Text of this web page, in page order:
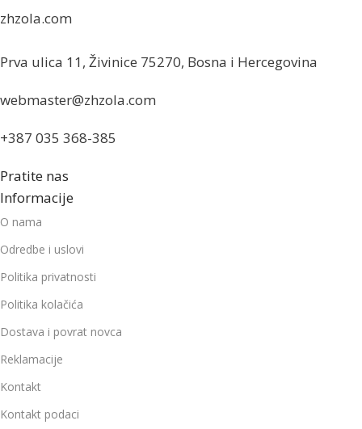
zhzola.com
Prva ulica 11, Živinice 75270, Bosna i Hercegovina
webmaster@zhzola.com
+387 035 368-385
Pratite nas
Informacije
O nama
Odredbe i uslovi
Politika privatnosti
Politika kolačića
Dostava i povrat novca
Reklamacije
Kontakt
Kontakt podaci